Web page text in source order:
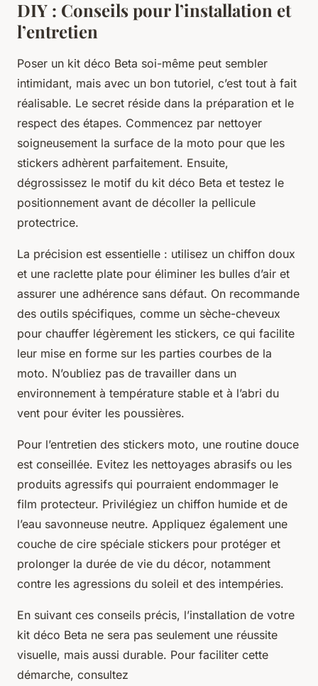
DIY : Conseils pour l’installation et
l’entretien
Poser un kit déco Beta soi-même peut sembler
intimidant, mais avec un bon tutoriel, c’est tout à fait
réalisable. Le secret réside dans la préparation et le
respect des étapes. Commencez par nettoyer
soigneusement la surface de la moto pour que les
stickers adhèrent parfaitement. Ensuite,
dégrossissez le motif du kit déco Beta et testez le
positionnement avant de décoller la pellicule
protectrice.
La précision est essentielle : utilisez un chiffon doux
et une raclette plate pour éliminer les bulles d’air et
assurer une adhérence sans défaut. On recommande
des outils spécifiques, comme un sèche-cheveux
pour chauffer légèrement les stickers, ce qui facilite
leur mise en forme sur les parties courbes de la
moto. N’oubliez pas de travailler dans un
environnement à température stable et à l’abri du
vent pour éviter les poussières.
Pour l’entretien des stickers moto, une routine douce
est conseillée. Evitez les nettoyages abrasifs ou les
produits agressifs qui pourraient endommager le
film protecteur. Privilégiez un chiffon humide et de
l’eau savonneuse neutre. Appliquez également une
couche de cire spéciale stickers pour protéger et
prolonger la durée de vie du décor, notamment
contre les agressions du soleil et des intempéries.
En suivant ces conseils précis, l’installation de votre
kit déco Beta ne sera pas seulement une réussite
visuelle, mais aussi durable. Pour faciliter cette
démarche, consultez